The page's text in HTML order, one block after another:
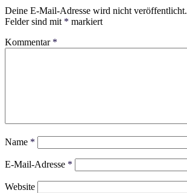
Deine E-Mail-Adresse wird nicht veröffentlicht.
Felder sind mit * markiert
Kommentar *
Name *
E-Mail-Adresse *
Website